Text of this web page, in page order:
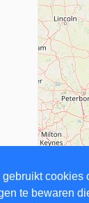
cookies
te bewaren